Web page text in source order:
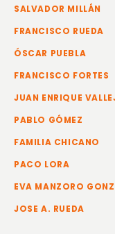
SALVADOR MILLÁN
FRANCISCO RUEDA
ÓSCAR PUEBLA
FRANCISCO FORTES
JUAN ENRIQUE
PABLO GÓMEZ
FAMILIA CHICANO
PACO LORA
EVA MANZORO
JOSE A. RUEDA